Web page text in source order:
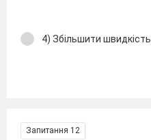
4) Збільшити швидкість.
Запитання 12